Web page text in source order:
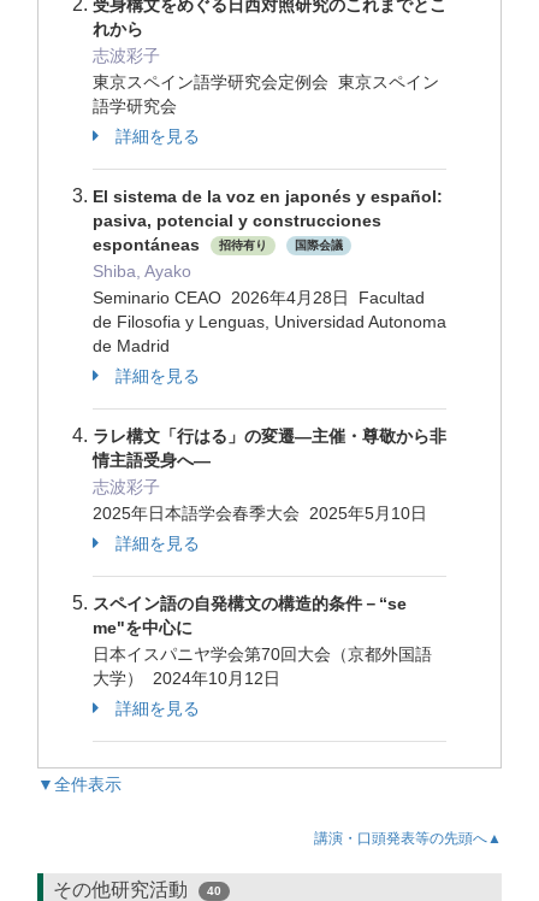
受身構文をめぐる日西対照研究のこれまでとこ
れから
志波彩子
東京スペイン語学研究会定例会 東京スペイン
語学研究会
詳細を見る
El sistema de la voz en japonés y español:
pasiva, potencial y construcciones
espontáneas
招待有り 国際会議
Shiba, Ayako
Seminario CEAO 2026年4月28日 Facultad
de Filosofia y Lenguas, Universidad Autonoma
de Madrid
詳細を見る
ラレ構文「行はる」の変遷―主催・尊敬から非
情主語受身へ―
志波彩子
2025年日本語学会春季大会 2025年5月10日
詳細を見る
スペイン語の自発構文の構造的条件－“se
me"を中心に
日本イスパニヤ学会第70回大会（京都外国語
大学） 2024年10月12日
詳細を見る
▼全件表示
講演・口頭発表等の先頭へ▲
その他研究活動 40